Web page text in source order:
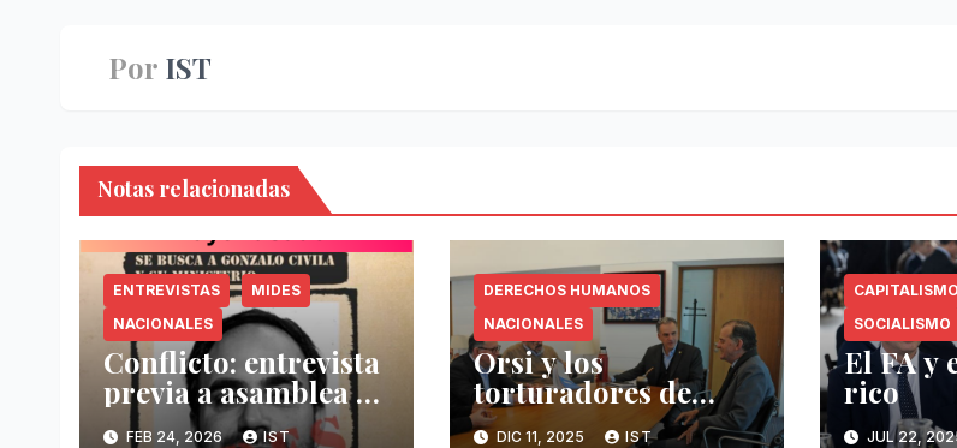
Por IST
Notas relacionadas
ENTREVISTAS
MIDES
NACIONALES
Conflicto: entrevista
previa a asamblea de
SUTIGA
FEB 24, 2026 IST
DERECHOS HUMANOS
NACIONALES
Orsi y los
torturadores de
Domingo Arena
DIC 11, 2025 IST
CAPITALISMO
SOCIALISMO
El FA y
rico
JUL 22,